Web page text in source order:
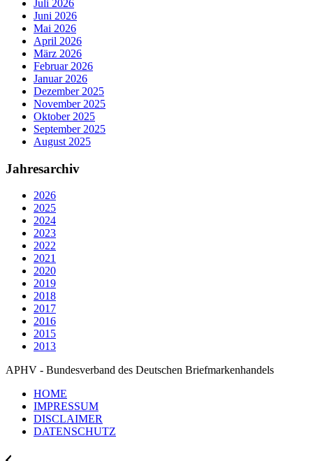
Juli 2026
Juni 2026
Mai 2026
April 2026
März 2026
Februar 2026
Januar 2026
Dezember 2025
November 2025
Oktober 2025
September 2025
August 2025
Jahresarchiv
2026
2025
2024
2023
2022
2021
2020
2019
2018
2017
2016
2015
2013
APHV - Bundesverband des Deutschen Briefmarkenhandels
HOME
IMPRESSUM
DISCLAIMER
DATENSCHUTZ